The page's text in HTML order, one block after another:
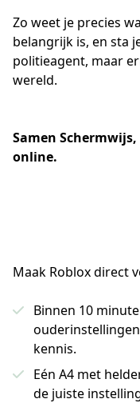
Zo weet je precies
belangrijk is, en sta
politieagent, maar
wereld.
Samen
online.
Maak Roblox direct
Binnen 10
kennis.
Eén A4 met
de juiste